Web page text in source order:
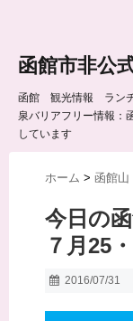
函館市非公
函館 観光情報 ラン
泉バリアフリー情報：
しています
ホーム > 函館山
今日の
７月25
2016/07/31